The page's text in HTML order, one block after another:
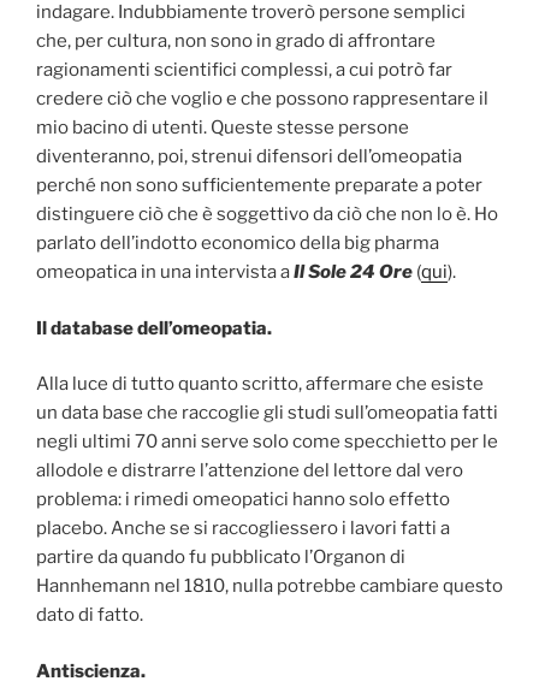
indagare. Indubbiamente troverò persone semplici
che, per cultura, non sono in grado di affrontare
ragionamenti scientifici complessi, a cui potrò far
credere ciò che voglio e che possono rappresentare il
mio bacino di utenti. Queste stesse persone
diventeranno, poi, strenui difensori dell’omeopatia
perché non sono sufficientemente preparate a poter
distinguere ciò che è soggettivo da ciò che non lo è. Ho
parlato dell’indotto economico della big pharma
omeopatica in una intervista aIl Sole 24 Ore (qui).
Il database dell’omeopatia.
Alla luce di tutto quanto scritto, affermare che esiste
un data base che raccoglie gli studi sull’omeopatia fatti
negli ultimi 70 anni serve solo come specchietto per le
allodole e distrarre l’attenzione del lettore dal vero
problema: i rimedi omeopatici hanno solo effetto
placebo. Anche se si raccogliessero i lavori fatti a
partire da quando fu pubblicato l’Organon di
Hannhemann nel 1810, nulla potrebbe cambiare questo
dato di fatto.
Antiscienza.